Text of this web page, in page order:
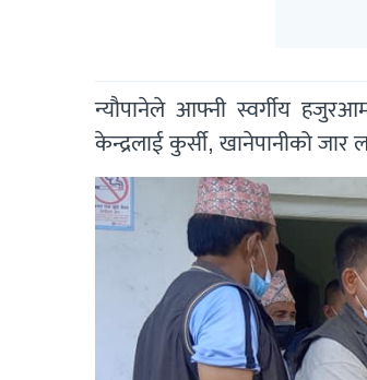
न्यौपानेले आफ्नी स्वर्गीय
केन्द्रलाई कुर्सी, खानेपानीको जार